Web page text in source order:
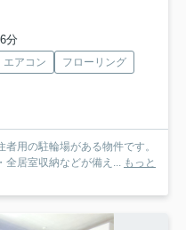
分
エアコン
フローリング
用の駐輪場がある物件です。
全居室収納などが備え... もっと